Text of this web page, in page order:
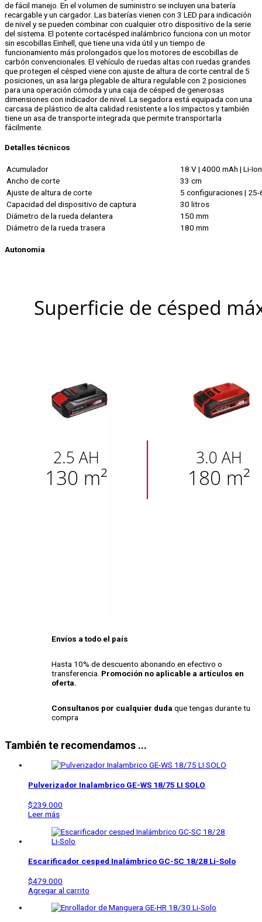
de fácil manejo. En el volumen de suministro se incluyen una batería
recargable y un cargador. Las baterías vienen con 3 LED para indicación
de nivel y se pueden combinar con cualquier otro dispositivo de la serie
del sistema. El potente cortacésped inalámbrico funciona con un motor
sin escobillas Einhell, que tiene una vida útil y un tiempo de
funcionamiento más prolongados que los motores de escobillas de
carbón convencionales. El vehículo de ruedas altas con ruedas grandes
que protegen el césped viene con ajuste de altura de corte central de 5
posiciones, un asa larga plegable de altura regulable con 2 posiciones
para una operación cómoda y una caja de césped de generosas
dimensiones con indicador de nivel. La segadora está equipada con una
carcasa de plástico de alta calidad resistente a los impactos y también
tiene un asa de transporte integrada que permite transportarla
fácilmente.
Detalles técnicos
Acumulador
18 V | 4000 mAh | Li-Ion
Ancho de corte
33 cm
Ajuste de altura de corte
5 configuraciones | 25-
Capacidad del dispositivo de captura
30 litros
Diámetro de la rueda delantera
150 mm
Diámetro de la rueda trasera
180 mm
Autonomía
Envíos a todo el país
Hasta 10% de descuento abonando en efectivo o
transferencia. Promoción no aplicable a artículos en
oferta.
Consultanos por cualquier duda que tengas durante tu
compra
También te recomendamos ...
Pulverizador Inalambrico GE-WS 18/75 LI SOLO
$239.000
Leer más
Escarificador cesped Inalámbrico GC-SC 18/28 Li-Solo
$479.000
Agregar al carrito